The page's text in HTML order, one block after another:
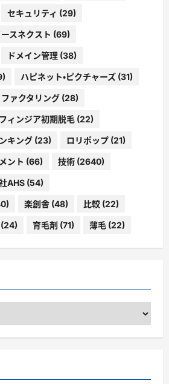
セキュリティ (29)
スネクスト (69)
ドメイン管理 (38)
ハピネット・ピクチャーズ (31)
ファクタリング (28)
フィンジア初期脱毛 (22)
キング (23) ロリポップ (21)
ント (66) 技術 (2640)
AHS (54)
楽創舎 (48) 比較 (22)
(24) 育毛剤 (71) 薄毛 (22)